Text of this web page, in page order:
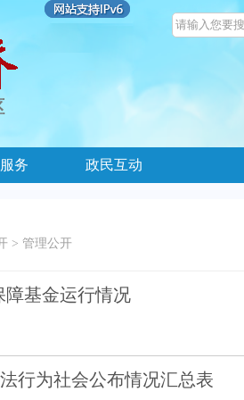
务 政民互动
> 管理公开
障基金运行情况
行为社会公布情况汇总表